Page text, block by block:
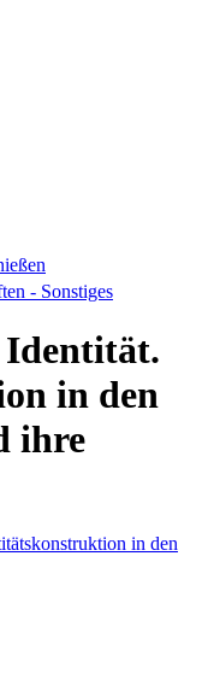
- Sonstiges
Identität.
in den
ihre